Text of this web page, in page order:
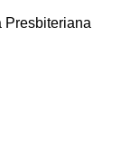
Presbiteriana